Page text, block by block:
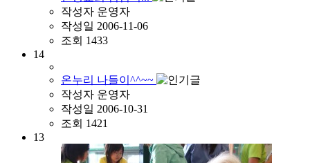
작성자 운영자
작성일 2006-11-06
조회 1433
14
온누리 나들이^^~~
작성자 운영자
작성일 2006-10-31
조회 1421
13